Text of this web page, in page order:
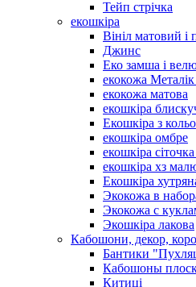
Тейп стрічка
екошкіра
Вініл матовий і
Джинс
Еко замша і
екокожа
екокожа матова
екошкіра
Екошкіра з
екошкіра омбре
екошкіра
екошкіра хз
Екошкіра
Экокожа в
Экокожа с
Экошкiра лакова
Кабошони, декор,
Бантики
Кабошоны
Китиці